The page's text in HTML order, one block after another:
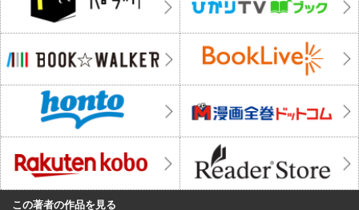
この著者の作品を見る